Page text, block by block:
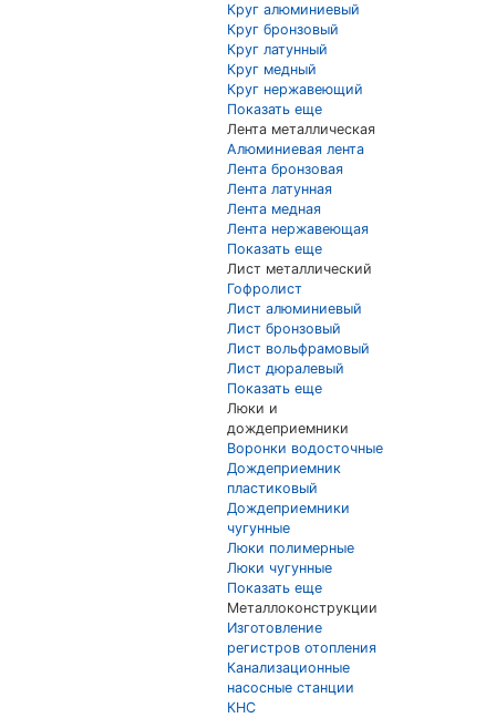
Круг алюминиевый
Круг бронзовый
Круг латунный
Круг медный
Круг нержавеющий
Показать еще
Лента металлическая
Алюминиевая лента
Лента бронзовая
Лента латунная
Лента медная
Лента нержавеющая
Показать еще
Лист металлический
Гофролист
Лист алюминиевый
Лист бронзовый
Лист вольфрамовый
Лист дюралевый
Показать еще
Люки и
дождеприемники
Воронки водосточные
Дождеприемник
пластиковый
Дождеприемники
чугунные
Люки полимерные
Люки чугунные
Показать еще
Металлоконструкции
Изготовление
регистров отопления
Канализационные
насосные станции
КНС